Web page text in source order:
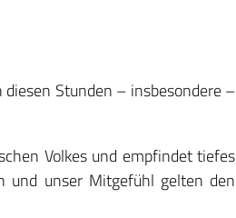
Stunden – insbesondere –
Volkes und empfindet tiefes
und unser Mitgefühl gelten den